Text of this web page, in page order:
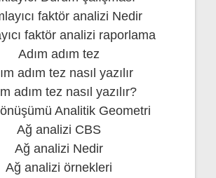
faktör analizi Nedir
faktör analizi raporlama
Adım adım tez
adım tez nasıl yazılır
adım tez nasıl yazılır?
Analitik Geometri
Ağ analizi CBS
Ağ analizi Nedir
Ağ analizi örnekleri